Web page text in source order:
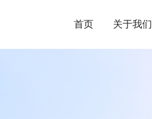
首页 关于我们